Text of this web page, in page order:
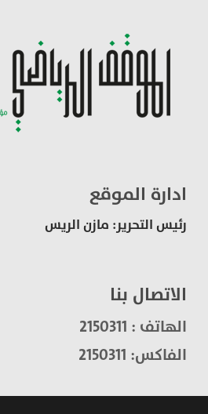
ادارة الموقع
رئيس التحرير: مازن الريس
الاتصال بنا
الهاتف : 2150311
الفاكس: 2150311